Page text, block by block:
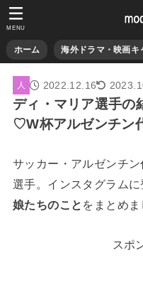
ホーム 海外ドラマ・映画キ
MENU
人 2022.12.16
ディ・マリア選手の
♡W杯アルゼンチン
サッカー・アルゼンチ
選手。インスタグラム
娘たちのこと をまとめま
スポ